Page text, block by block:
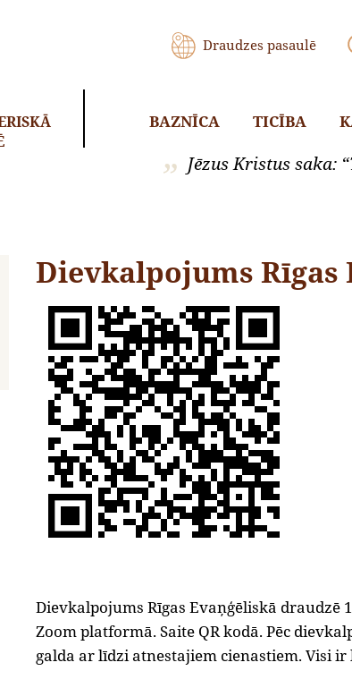
Draudzes pasaulē
BAZNĪCA TICĪBA
Jēzus Kristus saka:
Dievkalpojums Rīgas
Dievkalpojums Rīgas Evaņģēliskā
Zoom platformā. Saite QR kodā. Pēc
galda ar līdzi atnestajiem cienastiem. Visi